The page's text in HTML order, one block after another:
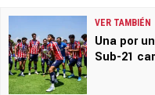
VER TAMBIÉN
Una por
Sub-21